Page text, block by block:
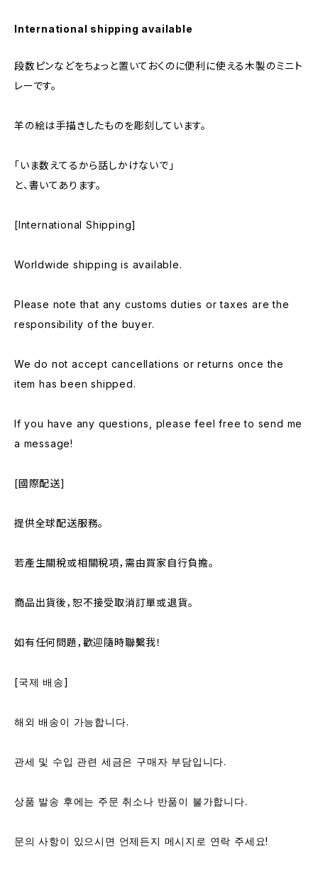
International shipping available
段数ピンなどをちょっと置いておくのに便利に使える木製のミニト
レーです。
羊の絵は手描きしたものを彫刻しています。
「いま数えてるから話しかけないで」
と、書いてあります。
[International Shipping]
Worldwide shipping is available.
Please note that any customs duties or taxes are the
responsibility of the buyer.
We do not accept cancellations or returns once the
item has been shipped.
If you have any questions, please feel free to send me
a message!
[國際配送]
提供全球配送服務。
若產生關稅或相關稅項，需由買家自行負擔。
商品出貨後，恕不接受取消訂單或退貨。
如有任何問題，歡迎隨時聯繫我！
[국제 배송]
해외 배송이 가능합니다.
관세 및 수입 관련 세금은 구매자 부담입니다.
상품 발송 후에는 주문 취소나 반품이 불가합니다.
문의 사항이 있으시면 언제든지 메시지로 연락 주세요!